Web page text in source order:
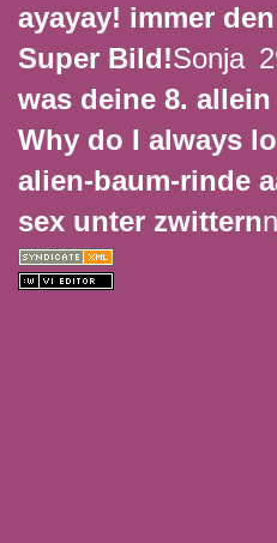
ayayay! immer
Super Bild!Sonja
was deine 8.
Why do I always
alien-baum-rinde
sex unter zwittern